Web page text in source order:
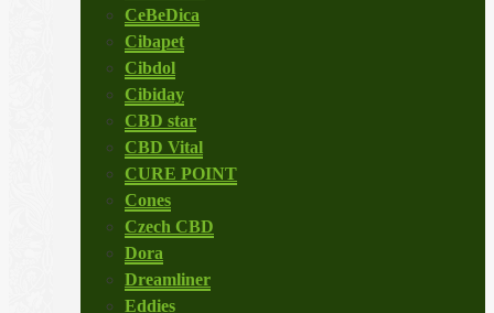
CeBeDica
Cibapet
Cibdol
Cibiday
CBD star
CBD Vital
CURE POINT
Cones
Czech CBD
Dora
Dreamliner
Eddies